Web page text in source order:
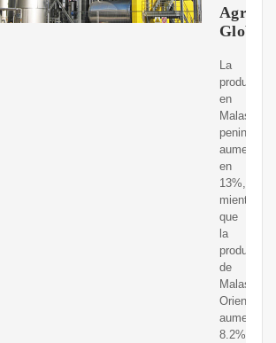
Global
La
producción
en
Malasia
peninsular
aumentó
en
13%,
mientras
que
la
producción
de
Malasia
Oriental
aumentó
8.2%.